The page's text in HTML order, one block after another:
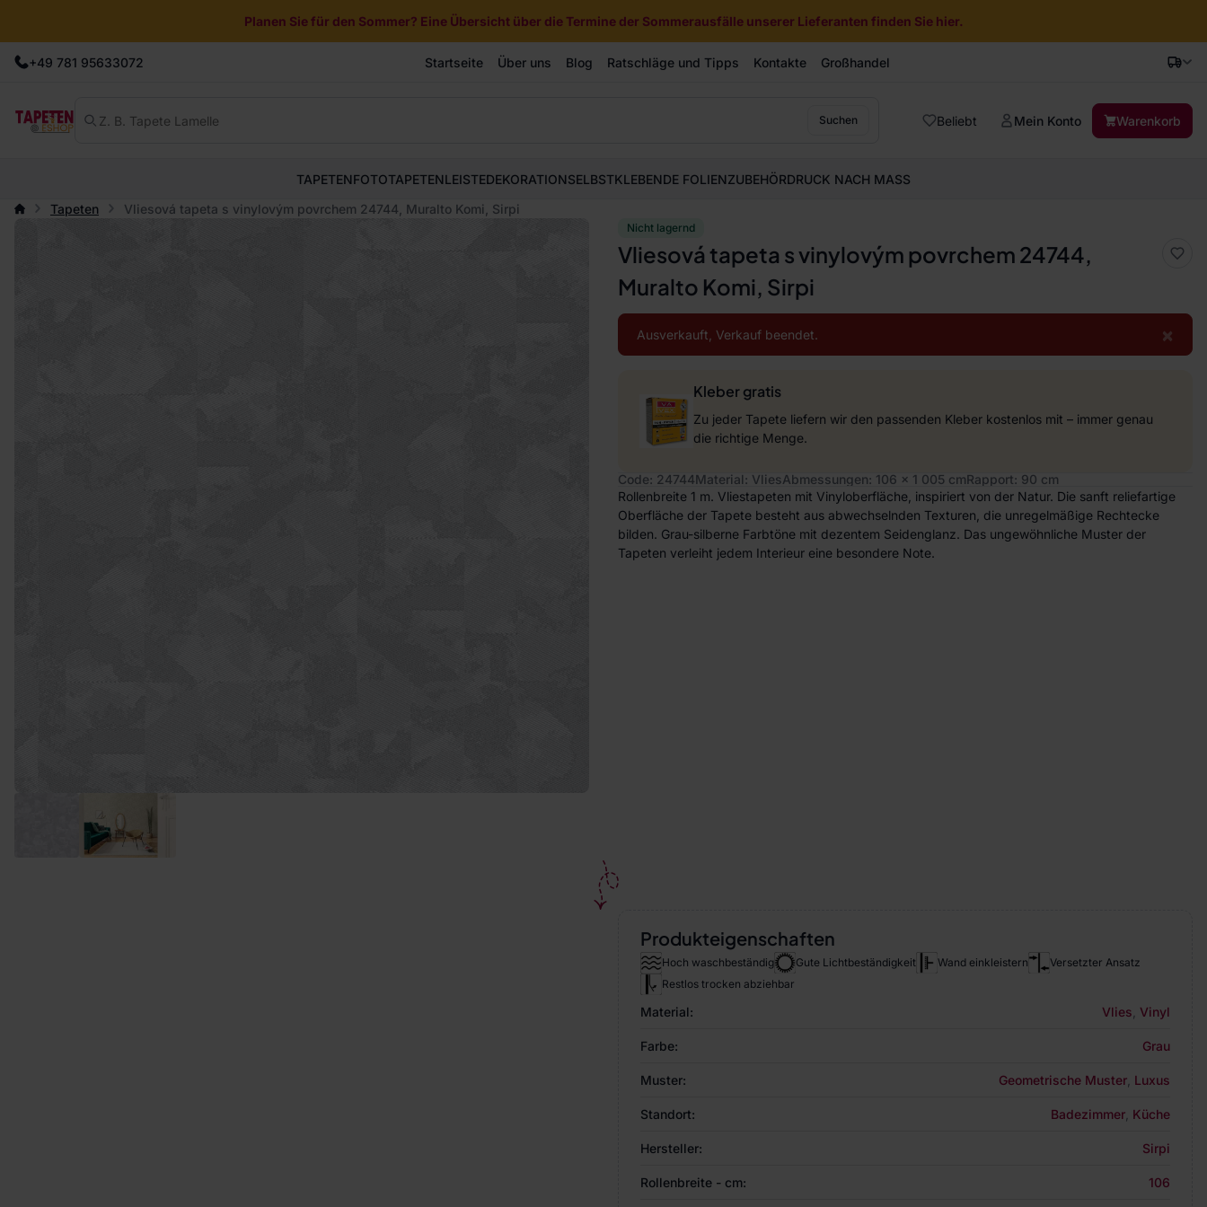
Planen Sie für den Sommer? Eine Übersicht über die Termine der Sommerausfälle unserer Lieferanten finden Sie hier.
+49 781 95633072 Startseite Über uns Blog Ratschläge und Tipps Kontakte Großhandel
Suchen Beliebt Mein Konto Warenkorb
TAPETENFOTOTAPETENLEISTEDEKORATIONSELBSTKLEBENDE FOLIENZUBEHÖRDRUCK NACH MASS
Tapeten
Vliesová tapeta s vinylovým povrchem 24744, Muralto Komi, Sirpi
Nicht lagernd
Vliesová tapeta s vinylovým povrchem 24744,
Muralto Komi, Sirpi
×
Ausverkauft, Verkauf beendet.
Kleber gratis
Zu jeder Tapete liefern wir den passenden Kleber kostenlos mit – immer genau
die richtige Menge.
Code: 24744Material: VliesAbmessungen: 106 x 1 005 cmRapport: 90 cm
Rollenbreite 1 m. Vliestapeten mit Vinyloberfläche, inspiriert von der Natur. Die sanft reliefartige
Oberfläche der Tapete besteht aus abwechselnden Texturen, die unregelmäßige Rechtecke
bilden. Grau-silberne Farbtöne mit dezentem Seidenglanz. Das ungewöhnliche Muster der
Tapeten verleiht jedem Interieur eine besondere Note.
Produkteigenschaften
Hoch waschbeständig Gute Lichtbeständigkeit Wand einkleistern
Versetzter Ansatz
Restlos trocken abziehbar
Material: Vlies Vinyl
Farbe: Grau
Muster: Geometrische Muster Luxus
Standort: Badezimmer Küche
Hersteller: Sirpi
Rollenbreite - cm: 106